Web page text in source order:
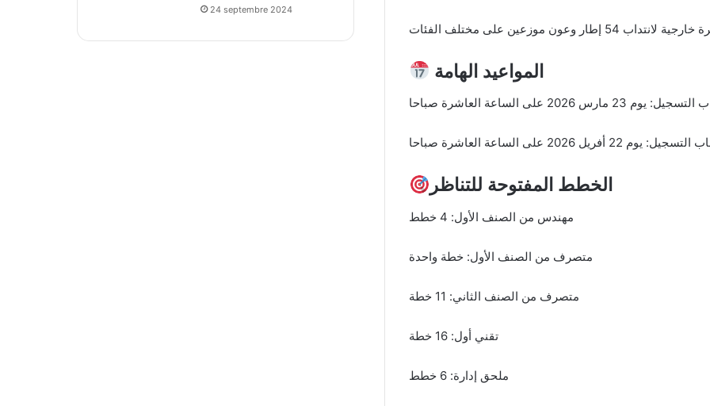
موزعين على مختلف الفئات
المواعيد الهامة
يوم 23 مارس 2026 على الساعة العاشرة صباحا
يوم 22 أفريل 2026 على الساعة العاشرة صباحا
الخطط المفتوحة للتناظر
مهندس من الصنف الأول: 4 خطط
متصرف من الصنف الأول: خطة واحدة
متصرف من الصنف الثاني: 11 خطة
تقني أول: 16 خطة
ملحق إدارة: 6 خطط
24 septembre 2024